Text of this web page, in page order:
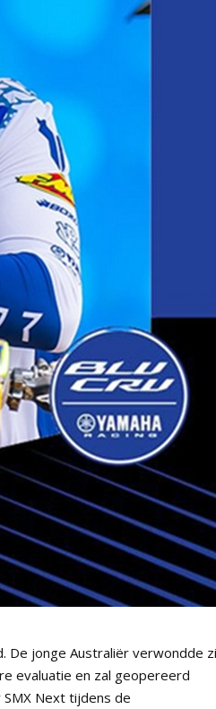
De jonge Australiër verwondde
evaluatie en zal geopereerd
Next tijdens de